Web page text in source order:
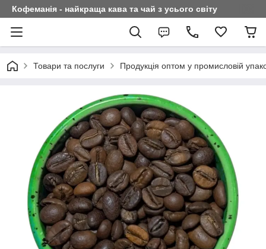
Кофеманія - найкраща кава та чай з усього світу
Товари та послуги Продукція оптом у промисловій